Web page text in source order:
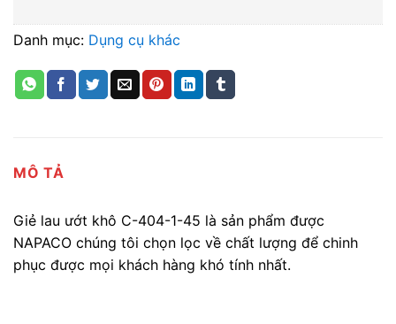
Danh mục: Dụng cụ khác
MÔ TẢ
Giẻ lau ướt khô C-404-1-45 là sản phẩm được
NAPACO chúng tôi chọn lọc về chất lượng để chinh
phục được mọi khách hàng khó tính nhất.